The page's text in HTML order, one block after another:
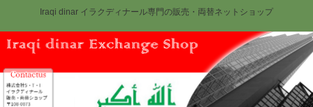
Iraqi dinar イラクディナール専門の販売・両替ネットショップ